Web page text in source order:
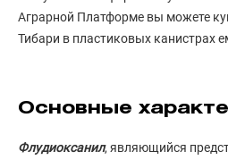
Аграрной Платформе вы можете
Тибари в пластиковых канистрах
Основные
Флудиоксанил, являющийся